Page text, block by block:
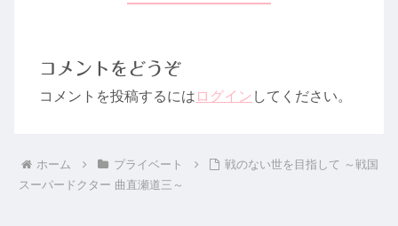
コメントをどうぞ
コメントを投稿するには ログイン してください。
ホーム プライベート
戦のない世を目指して ～戦国
スーパードクター 曲直瀬道三～